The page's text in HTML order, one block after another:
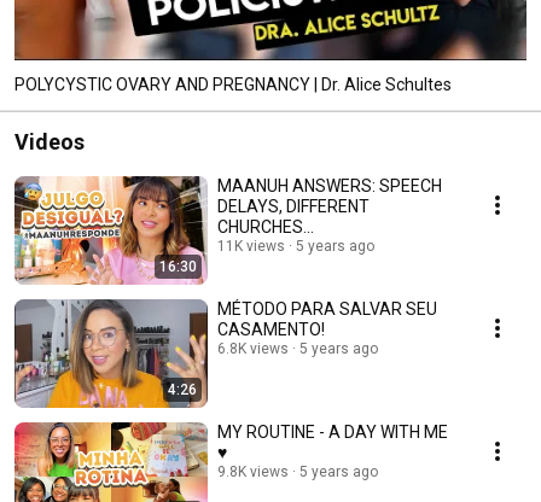
POLYCYSTIC OVARY AND PREGNANCY | Dr. Alice Schultes
Videos
16:30
MAANUH ANSWERS: SPEECH
DELAYS, DIFFERENT
CHURCHES...
11K views 5 years ago
4:26
MÉTODO PARA SALVAR SEU
CASAMENTO!
6.8K views 5 years ago
MY ROUTINE - A DAY WITH ME
♥
9.8K views 5 years ago